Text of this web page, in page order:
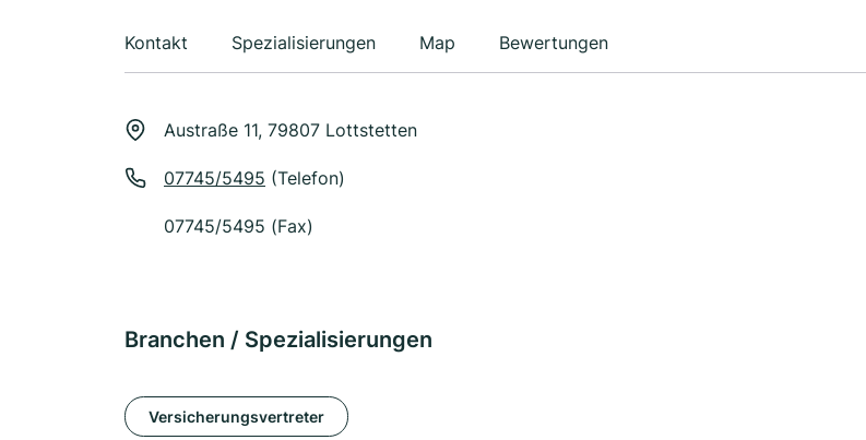
Kontakt Spezialisierungen Map Bewertungen
Austraße 11, 79807 Lottstetten
07745/5495 (Telefon)
07745/5495 (Fax)
Branchen / Spezialisierungen
Versicherungsvertreter